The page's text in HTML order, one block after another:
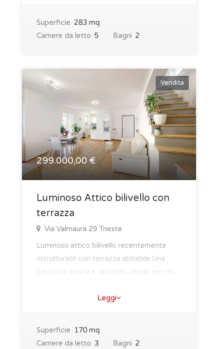
Superficie 283 mq
Camere da letto 5 Bagni 2
Vendita
299.000,00 €
Luminoso Attico bilivello con
terrazza
Via Valmaura 29 Trieste
Luminoso attico bilivello recentemente
ristrutturato con terrazza abitabile.Una
soluzione ampia e versatile, ideale per chi
Leggi
Superficie 170 mq
Camere da letto 3 Bagni 2